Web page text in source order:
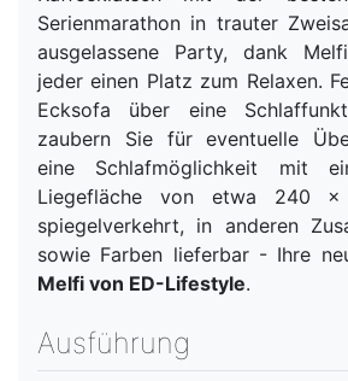
Serienmarathon in trauter
ausgelassene Party, dank
jeder einen Platz zum Relaxen.
Ecksofa über eine
zaubern Sie für eventuelle
eine Schlafmöglichkeit mit
Liegefläche von etwa 240
spiegelverkehrt, in anderen
sowie Farben lieferbar - Ihre
Melfi von ED-Lifestyle.
Ausführung